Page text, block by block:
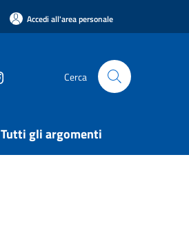
Accedi all'area personale
Cerca
Tutti gli argomenti